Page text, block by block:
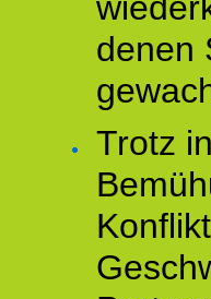
denen
Trotz